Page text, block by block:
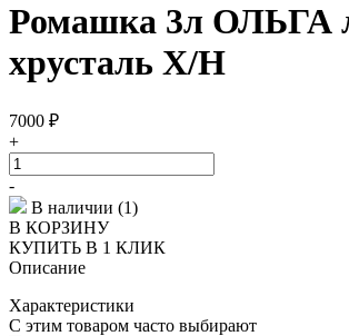
Ромашка 3л ОЛЬГА
хрусталь Х/Н
7000 ₽
+
-
В наличии (1)
В КОРЗИНУ
КУПИТЬ В 1 КЛИК
Описание
Характеристики
С этим товаром часто выбирают